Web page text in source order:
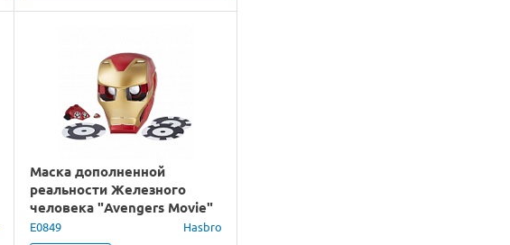
Маска дополненной
реальности Железного
человека "Avengers Movie"
E0849 в/к
E0849 Hasbro